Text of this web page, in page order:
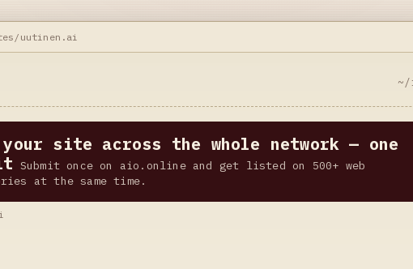
uutinen.ai
~/
site across the whole network — one
Submit once on aio.online and get listed on 500+ web
at the same time.